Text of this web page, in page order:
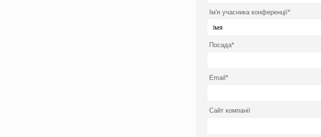
Ім'я учасника конференції*
Посада*
Email*
Сайт компанії